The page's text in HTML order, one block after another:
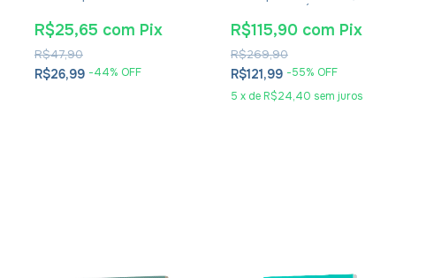
R$26,99 -44% OFF
R$47,90
R$25,65 com Pix
Eudaldo Forment Giralt
R$121,99 -55% OFF
5 x de R$24,40 sem juros
R$269,90
R$115,90 com Pix